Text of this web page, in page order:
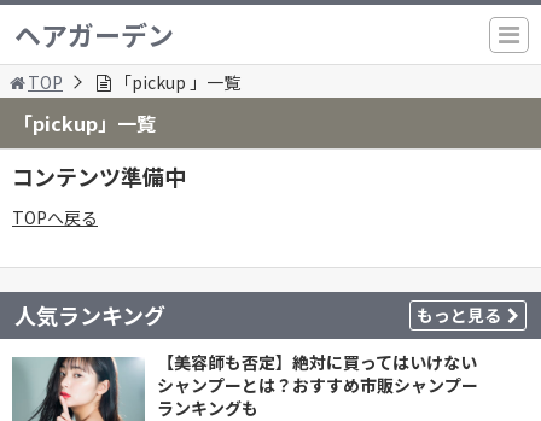
ヘアガーデン
TOP 「pickup 」一覧
「pickup」一覧
コンテンツ準備中
TOPへ戻る
人気ランキング
もっと見る
【美容師も否定】絶対に買ってはいけない
シャンプーとは？おすすめ市販シャンプー
ランキングも